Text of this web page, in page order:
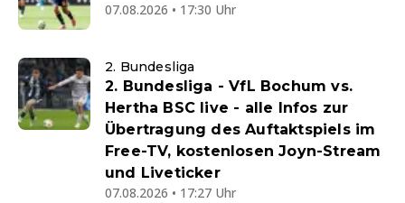
07.08.2026 • 17:30 Uhr
2. Bundesliga
2. Bundesliga - VfL Bochum vs.
Hertha BSC live - alle Infos zur
Übertragung des Auftaktspiels im
Free-TV, kostenlosen Joyn-Stream
und Liveticker
07.08.2026 • 17:27 Uhr